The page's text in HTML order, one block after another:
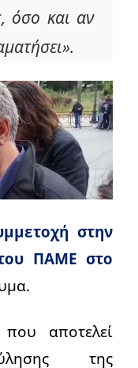
όσο και αν
στην
ΠΑΜΕ στο
αποτελεί
της